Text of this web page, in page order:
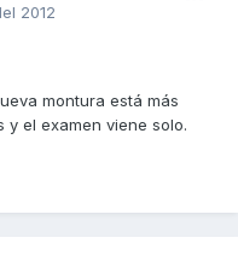
2012
montura está más
el examen viene solo.